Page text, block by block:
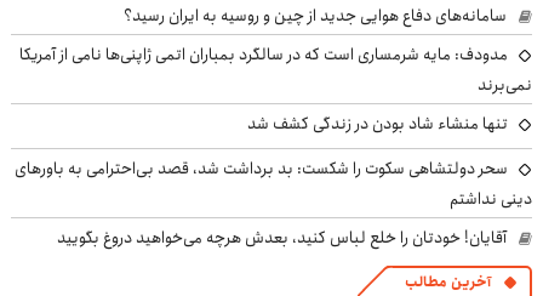
سامانه‌های دفاع هوایی جدید از چین و روسیه به ایران رسید؟
مدودف: مایه شرمساری است که در سالگرد بمباران اتمی ژاپنی‌ها نامی از آمریکا
نمی‌برند
تنها منشاء شاد بودن در زندگی کشف شد
سحر دولتشاهی سکوت را شکست: بد برداشت شد، قصد بی‌احترامی به باورهای
دینی نداشتم
آقایان! خودتان را خلع لباس کنید، بعدش هرچه می‌خواهید دروغ بگویید
آخرین مطالب